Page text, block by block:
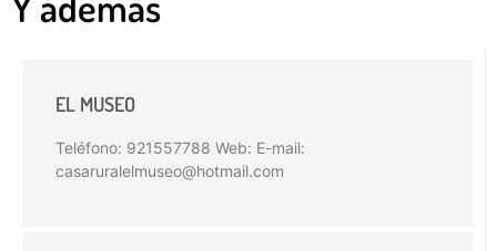
EL MUSEO
Teléfono: 921557788 Web: E-mail:
casaruralelmuseo@hotmail.com